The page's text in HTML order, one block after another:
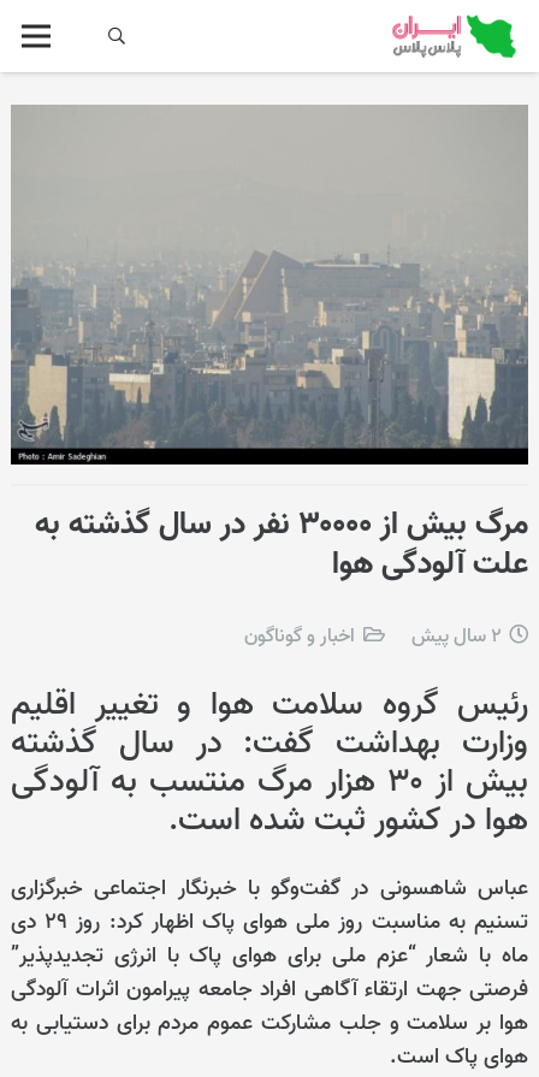
مرگ بیش از ۳۰۰۰۰ نفر در سال گذشته به
علت آلودگی هوا
2 سال پیش اخبار و گوناگون
رئیس گروه سلامت هوا و تغییر اقلیم
وزارت بهداشت گفت: در سال گذشته
بیش از ۳۰ هزار مرگ منتسب به آلودگی
هوا در کشور ثبت شده است.
عباس شاهسونی در گفت‌وگو با خبرنگار اجتماعی خبرگزاری
تسنیم به مناسبت روز ملی هوای پاک اظهار کرد:‌ روز 29 دی
ماه با شعار “عزم ملی برای هوای پاک با انرژی تجدیدپذیر”
فرصتی جهت ارتقاء آگاهی افراد جامعه پیرامون اثرات آلودگی
هوا بر سلامت و جلب مشارکت عموم مردم برای دستیابی به
هوای پاک است.